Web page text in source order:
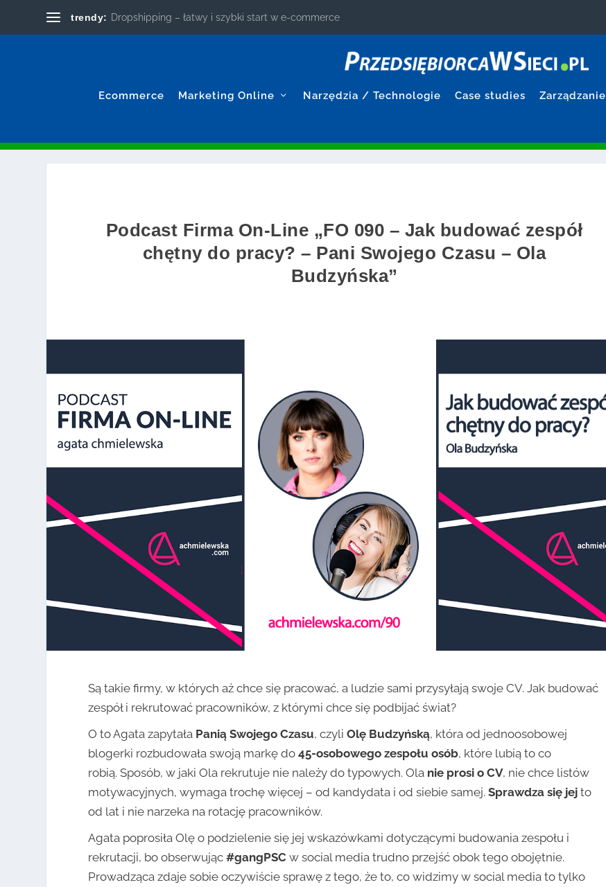
trendy: Dropshipping – łatwy i szybki start w e-commerce
Ecommerce Marketing Online Narzędzia / Technologie Case studies Zarządzanie
Podcast Firma On-Line „FO 090 – Jak budować zespół
chętny do pracy? – Pani Swojego Czasu – Ola
Budzyńska”
Są takie firmy, w których aż chce się pracować, a ludzie sami przysyłają swoje CV. Jak budować
zespół i rekrutować pracowników, z którymi chce się podbijać świat?
O to Agata zapytała Panią Swojego Czasu, czyliOlę Budzyńską, która od jednoosobowej
blogerki rozbudowała swoją markę do 45-osobowego zespołu osób, które lubią to co
robią. Sposób, w jaki Ola rekrutuje nie należy do typowych. Ola nie prosi o CV, nie chce listów
motywacyjnych, wymaga trochę więcej – od kandydata i od siebie samej. Sprawdza się jej to
od lat i nie narzeka na rotację pracowników.
Agata poprosiła Olę o podzielenie się jej wskazówkami dotyczącymi budowania zespołu i
rekrutacji, bo obserwując #gangPSC w social media trudno przejść obok tego obojętnie.
Prowadząca zdaje sobie oczywiście sprawę z tego, że to, co widzimy w social media to tylko